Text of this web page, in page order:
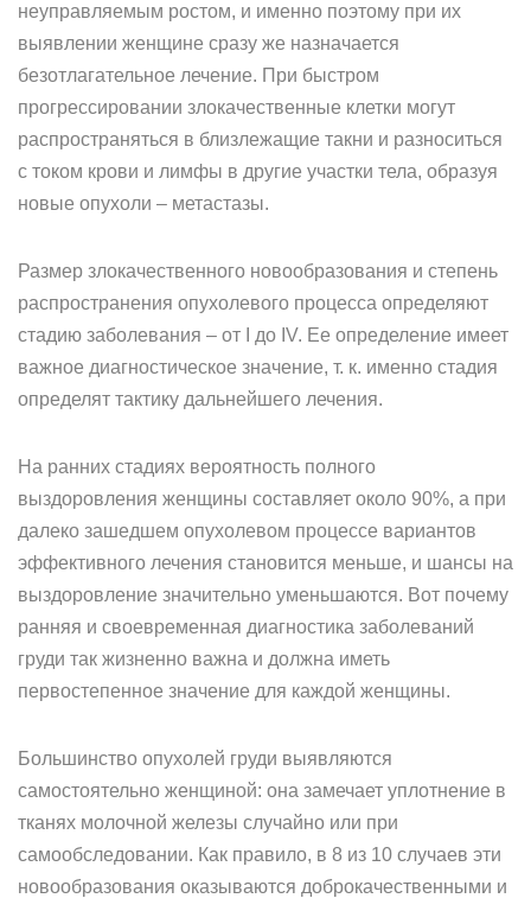
неуправляемым ростом, и именно поэтому при их
выявлении женщине сразу же назначается
безотлагательное лечение. При быстром
прогрессировании злокачественные клетки могут
распространяться в близлежащие такни и разноситься
с током крови и лимфы в другие участки тела, образуя
новые опухоли – метастазы.
Размер злокачественного новообразования и степень
распространения опухолевого процесса определяют
стадию заболевания – от I до IV. Ее определение имеет
важное диагностическое значение, т. к. именно стадия
определят тактику дальнейшего лечения.
На ранних стадиях вероятность полного
выздоровления женщины составляет около 90%, а при
далеко зашедшем опухолевом процессе вариантов
эффективного лечения становится меньше, и шансы на
выздоровление значительно уменьшаются. Вот почему
ранняя и своевременная диагностика заболеваний
груди так жизненно важна и должна иметь
первостепенное значение для каждой женщины.
Большинство опухолей груди выявляются
самостоятельно женщиной: она замечает уплотнение в
тканях молочной железы случайно или при
самообследовании. Как правило, в 8 из 10 случаев эти
новообразования оказываются доброкачественными и